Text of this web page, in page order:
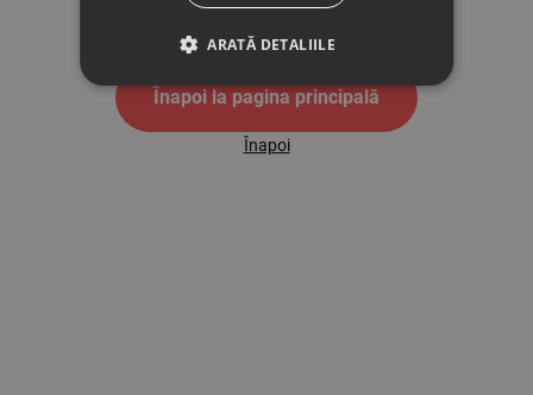
Înapoi la pagina principală
Înapoi
ARATĂ DETALIILE